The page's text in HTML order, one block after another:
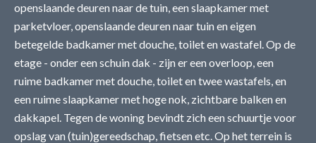
openslaande deuren naar de tuin, een slaapkamer met
parketvloer, openslaande deuren naar tuin en eigen
betegelde badkamer met douche, toilet en wastafel. Op de
etage - onder een schuin dak - zijn er een overloop, een
ruime badkamer met douche, toilet en twee wastafels, en
een ruime slaapkamer met hoge nok, zichtbare balken en
dakkapel. Tegen de woning bevindt zich een schuurtje voor
opslag van (tuin)gereedschap, fietsen etc. Op het terrein is